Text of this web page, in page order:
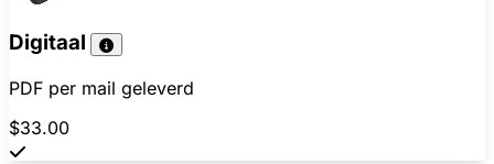
Digitaal
PDF per mail geleverd
$33.00